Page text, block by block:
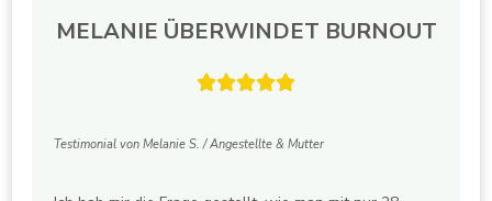
MELANIE ÜBERWINDET BURNOUT

Testimonial von Melanie S. / Angestellte & Mutter